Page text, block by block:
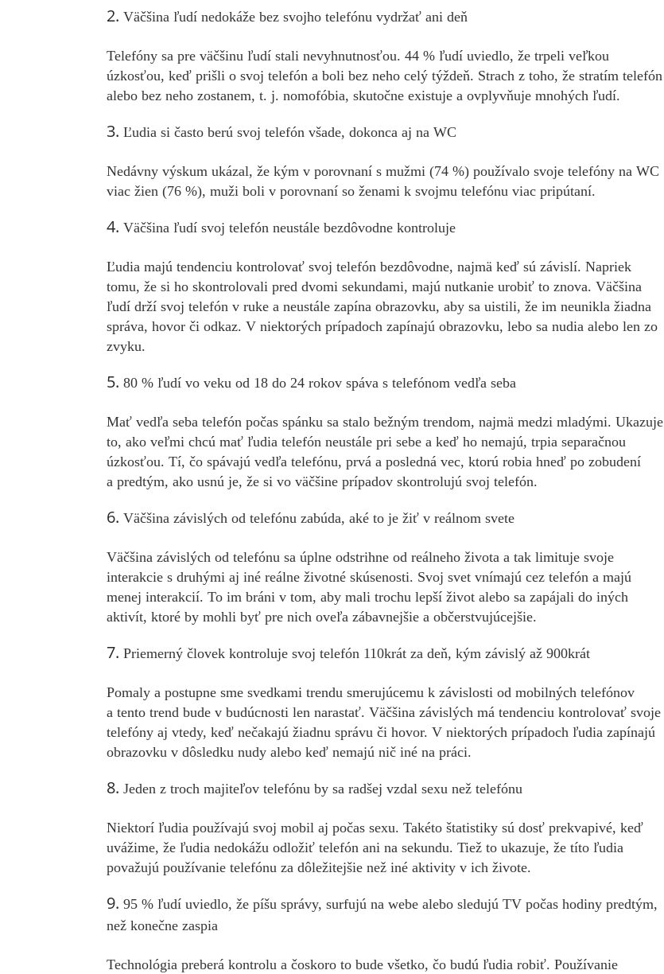
Väčšina ľudí nedokáže bez svojho telefónu vydržať ani deň
Telefóny sa pre väčšinu ľudí stali nevyhnutnosťou. 44 % ľudí uviedlo, že trpeli veľkou
úzkosťou, keď prišli o svoj telefón a boli bez neho celý týždeň. Strach z toho, že stratím telefón
alebo bez neho zostanem, t. j. nomofóbia, skutočne existuje a ovplyvňuje mnohých ľudí.
Ľudia si často berú svoj telefón všade, dokonca aj na WC
Nedávny výskum ukázal, že kým v porovnaní s mužmi (74 %) používalo svoje telefóny na WC
viac žien (76 %), muži boli v porovnaní so ženami k svojmu telefónu viac pripútaní.
Väčšina ľudí svoj telefón neustále bezdôvodne kontroluje
Ľudia majú tendenciu kontrolovať svoj telefón bezdôvodne, najmä keď sú závislí. Napriek
tomu, že si ho skontrolovali pred dvomi sekundami, majú nutkanie urobiť to znova. Väčšina
ľudí drží svoj telefón v ruke a neustále zapína obrazovku, aby sa uistili, že im neunikla žiadna
správa, hovor či odkaz. V niektorých prípadoch zapínajú obrazovku, lebo sa nudia alebo len zo
zvyku.
80 % ľudí vo veku od 18 do 24 rokov spáva s telefónom vedľa seba
Mať vedľa seba telefón počas spánku sa stalo bežným trendom, najmä medzi mladými. Ukazuje
to, ako veľmi chcú mať ľudia telefón neustále pri sebe a keď ho nemajú, trpia separačnou
úzkosťou. Tí, čo spávajú vedľa telefónu, prvá a posledná vec, ktorú robia hneď po zobudení
a predtým, ako usnú je, že si vo väčšine prípadov skontrolujú svoj telefón.
Väčšina závislých od telefónu zabúda, aké to je žiť v reálnom svete
Väčšina závislých od telefónu sa úplne odstrihne od reálneho života a tak limituje svoje
interakcie s druhými aj iné reálne životné skúsenosti. Svoj svet vnímajú cez telefón a majú
menej interakcií. To im bráni v tom, aby mali trochu lepší život alebo sa zapájali do iných
aktivít, ktoré by mohli byť pre nich oveľa zábavnejšie a občerstvujúcejšie.
Priemerný človek kontroluje svoj telefón 110krát za deň, kým závislý až 900krát
Pomaly a postupne sme svedkami trendu smerujúcemu k závislosti od mobilných telefónov
a tento trend bude v budúcnosti len narastať. Väčšina závislých má tendenciu kontrolovať svoje
telefóny aj vtedy, keď nečakajú žiadnu správu či hovor. V niektorých prípadoch ľudia zapínajú
obrazovku v dôsledku nudy alebo keď nemajú nič iné na práci.
Jeden z troch majiteľov telefónu by sa radšej vzdal sexu než telefónu
Niektorí ľudia používajú svoj mobil aj počas sexu. Takéto štatistiky sú dosť prekvapivé, keď
uvážime, že ľudia nedokážu odložiť telefón ani na sekundu. Tiež to ukazuje, že títo ľudia
považujú používanie telefónu za dôležitejšie než iné aktivity v ich živote.
95 % ľudí uviedlo, že píšu správy, surfujú na webe alebo sledujú TV počas hodiny predtým,
než konečne zaspia
Technológia preberá kontrolu a čoskoro to bude všetko, čo budú ľudia robiť. Používanie